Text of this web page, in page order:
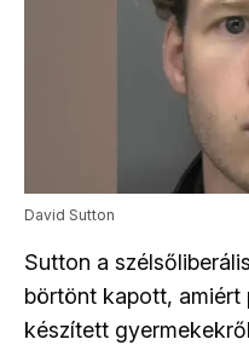
David Sutton
Sutton a
börtönt kapott,
készített